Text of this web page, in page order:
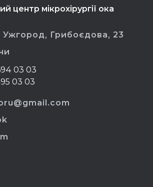
центр мікрохірургії ока
Ужгород, Грибоєдова, 23
03 03
03 03